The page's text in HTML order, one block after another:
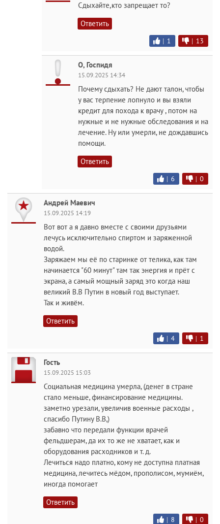
Сдыхайте,кто запрещает то?
Ответить
| 1 | 13
O, Госпидя
15.09.2025 14:34
Почему сдыхать? Не дают талон, чтобы
у вас терпение лопнуло и вы взяли
кредит для похода к врачу , потом на
нужные и не нужные обследования и на
лечение. Ну или умерли, не дождавшись
помощи.
Ответить
| 6 | 0
Андрей Maeвич
15.09.2025 14:19
Вот вот а я давно вместе с своими друзьями
лечусь исключительно спиртом и заряженной
водой.
Заряжаем мы её по старинке от телика, как там
начинается "60 минут" там так энергия и прёт с
экрана, а самый мощный заряд это когда наш
великий В.В Путин в новый год выступает.
Так и живём.
Ответить
| 4 | 1
Гость
15.09.2025 15:03
Социальная медицина умерла, (денег в стране
стало меньше, финансирование медицины.
заметно урезали, увеличив военные расходы ,
спасибо Путину В.В,)
забавно что передали функции врачей
фельдшерам, да их то же не хватает, как и
оборудования расходников и т. д.
Лечиться надо платно, кому не доступна платная
медицина, лечитесь мёдом, прополисом, мумиём,
иногда помогает
Ответить
| 8 | 0